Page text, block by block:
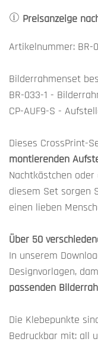
Preisanzeige
Artikelnummer: BR-
Bilderrahmenset
BR-033-1 -
CP-AUF9-S -
Dieses CrossPrint-
montierenden
Nachtkästchen
diesem Set sorgen
einen lieben
Über 50
In unserem
Designvorlagen,
passenden
Die Klebepunkte
Bedruckbar mit: all